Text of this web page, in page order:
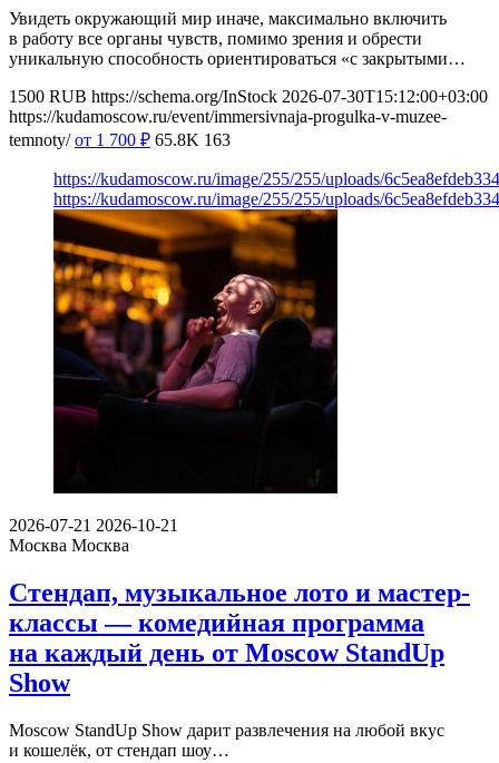
Увидеть окружающий мир иначе, максимально включить
в работу все органы чувств, помимо зрения и обрести
уникальную способность ориентироваться «с закрытыми…
1500 RUB https://schema.org/InStock 2026-07-30T15:12:00+03:00
https://kudamoscow.ru/event/immersivnaja-progulka-v-muzee-
temnoty/ от 1 700 ₽ 65.8K 163
https://kudamoscow.ru/image/255/255/uploads/
https://kudamoscow.ru/image/255/255/uploads/
2026-07-21 2026-10-21
Москва Москва
Стендап, музыкальное лото и мастер-
классы — комедийная программа
на каждый день от Moscow StandUp
Show
Moscow StandUp Show дарит развлечения на любой вкус
и кошелёк, от стендап шоу…